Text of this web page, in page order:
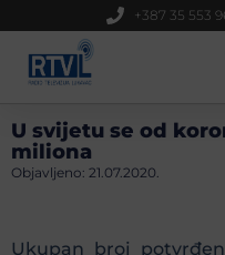
+387 35 553
U svijetu se od
miliona
Objavljeno: 21.07.2020.
Ukupan broj